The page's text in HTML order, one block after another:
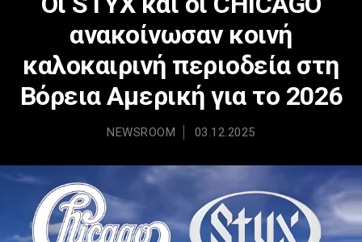
ανακοίνωσαν κοινή
καλοκαιρινή περιοδεία στη
Βόρεια Αμερική για το 2026
NEWSROOM 03.12.2025